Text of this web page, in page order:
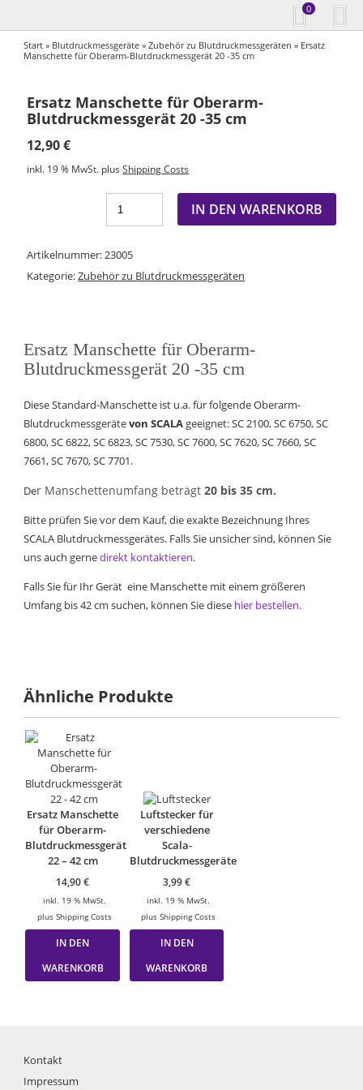
0
Start » Blutdruckmessgeräte »Zubehör zu Blutdruckmessgeräten » Ersatz
Manschette für Oberarm-Blutdruckmessgerät 20 -35 cm
Ersatz Manschette für Oberarm-
Blutdruckmessgerät 20 -35 cm
12,90€
inkl. 19 % MwSt. plusShipping Costs
IN DEN WARENKORB
Artikelnummer:23005
Kategorie:Zubehör zu Blutdruckmessgeräten
Ersatz Manschette für Oberarm-
Blutdruckmessgerät 20 -35 cm
Diese Standard-Manschette ist u.a. für folgende Oberarm-
Blutdruckmessgerätevon SCALAgeeignet: SC 2100, SC 6750, SC
6800, SC 6822, SC 6823, SC 7530, SC 7600, SC 7620, SC 7660, SC
7661, SC 7670, SC 7701.
Der Manschettenumfang beträgt20 bis 35 cm.
Bitte prüfen Sie vor dem Kauf, die exakte Bezeichnung Ihres
SCALA Blutdruckmessgerätes. Falls Sie unsicher sind, können Sie
uns auch gernedirekt kontaktieren.
Falls Sie für Ihr Gerät eine Manschette mit einem größeren
Umfang bis 42 cm suchen, können Sie diese hier bestellen.
Ähnliche Produkte
Ersatz Manschette
für Oberarm-
Blutdruckmessgerät
22 – 42 cm
14,90€
inkl. 19 % MwSt.
plus Shipping Costs
IN DEN
WARENKORB
Luftstecker für
verschiedene
Scala-
Blutdruckmessgeräte
3,99€
inkl. 19 % MwSt.
plusShipping Costs
IN DEN
WARENKORB
Kontakt
Impressum